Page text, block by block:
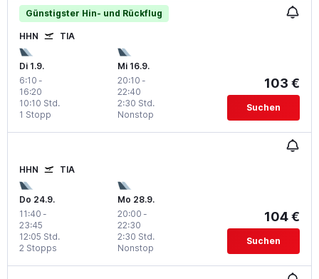
Günstigster Hin- und Rückflug
HHN TIA
Di 1.9.
6:10 -
16:20
1 Stopp
10:10 Std.
Mi 16.9.
20:10 -
22:40
Nonstop
2:30 Std.
103 €
Suchen
HHN TIA
Do 24.9.
11:40 -
23:45
2 Stopps
12:05 Std.
Mo 28.9.
20:00 -
22:30
Nonstop
2:30 Std.
104 €
Suchen